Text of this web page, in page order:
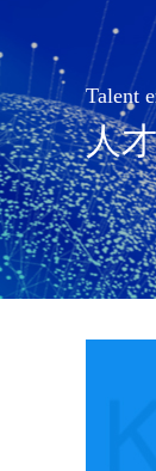
Talent
人